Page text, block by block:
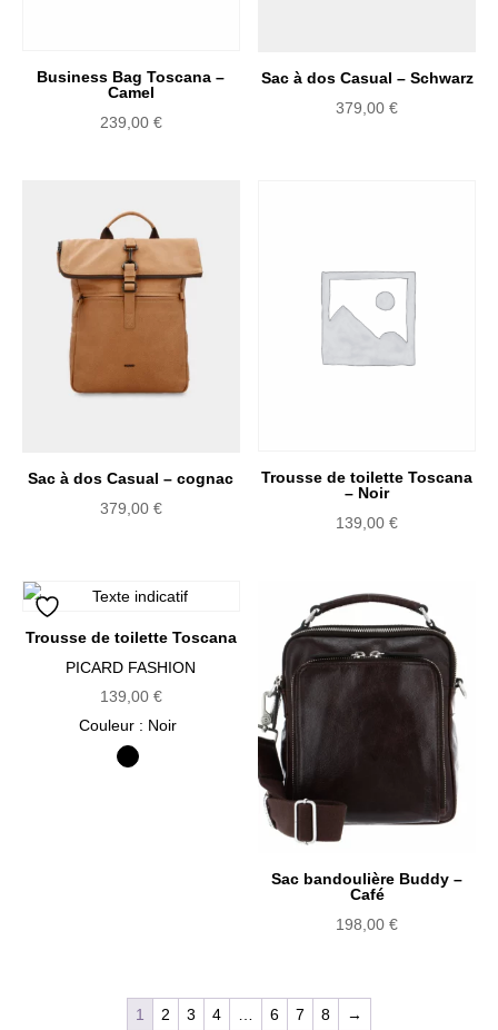
Business Bag Toscana –
Camel
239,00 €
Sac à dos Casual – Schwarz
379,00€
Sac à dos Casual – cognac
379,00 €
Trousse de toilette Toscana
– Noir
139,00€
Trousse de toilette Toscana
PICARD FASHION
139,00 €
Couleur : Noir
Noir
Sac bandoulière Buddy –
Café
198,00€
1 2 3 4 … 6 7 8 →